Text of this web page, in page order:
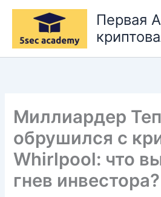
Перейти
содержимому
Первая
Миллиардер
обрушился с
Whirlpool: что
гнев инвестора?